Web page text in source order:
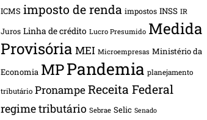
ICMS imposto de renda impostos INSS IR
Juros Linha de crédito Lucro Presumido Medida
Provisória MEI Microempresas Ministério da
Economia MPPandemia planejamento
tributário PronampeReceita Federal
regime tributário Sebrae Selic Senado